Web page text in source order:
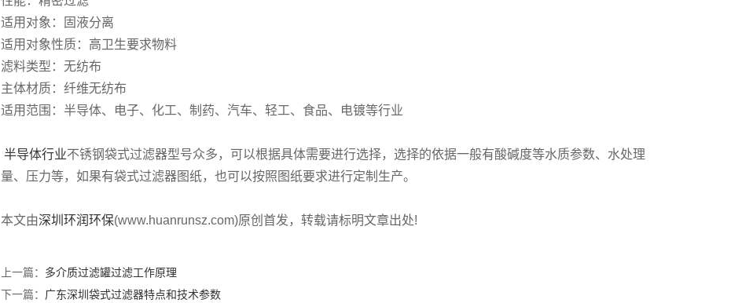
适用对象：固液分离
适用对象性质：高卫生要求物料
滤料类型：无纺布
主体材质：纤维无纺布
适用范围：半导体、电子、化工、制药、汽车、轻工、食品、电镀等行业
半导体行业不锈钢袋式过滤器型号众多，可以根据具体需要进行选择，选择的依据一般有酸碱度等水质参数、水处理
量、压力等，如果有袋式过滤器图纸，也可以按照图纸要求进行定制生产。
本文由深圳环润环保(www.huanrunsz.com)原创首发，转载请标明文章出处!
上一篇： 多介质过滤罐过滤工作原理
下一篇： 广东深圳袋式过滤器特点和技术参数